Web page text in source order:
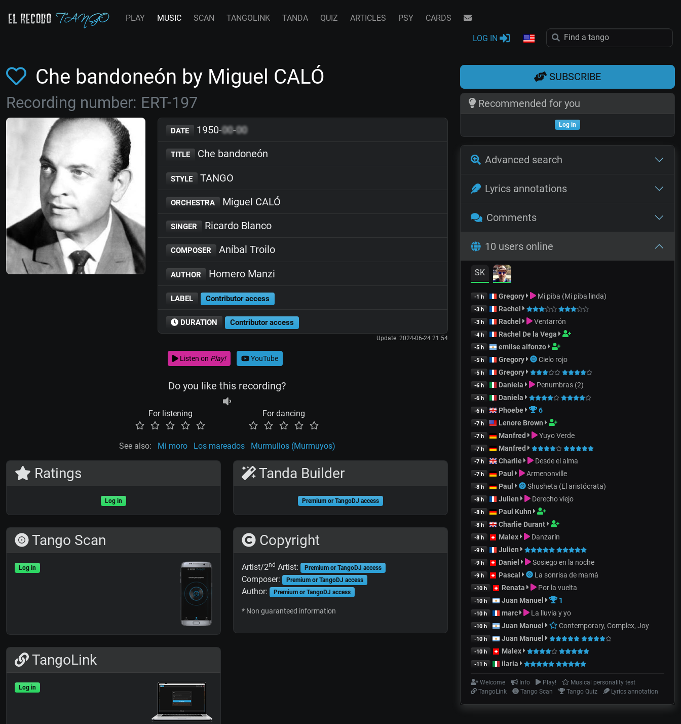
PLAY MUSIC SCAN TANGOLINK TANDA QUIZ ARTICLES PSY CARDS
LOG IN
Che bandoneón by Miguel CALÓ
Recording number: ERT-197
DATE 1950-00-00
TITLE Che bandoneón
STYLE TANGO
ORCHESTRA Miguel CALÓ
SINGER Ricardo Blanco
COMPOSER Aníbal Troilo
AUTHOR Homero Manzi
LABEL Contributor access
DURATION Contributor access
Update: 2024-06-24 21:54
Listen on Play! YouTube
Do you like this recording?
For listening For dancing
See also: Mi moro Los mareados Murmullos (Murmuyos)
Ratings
Log in
Tango Scan
Log in
TangoLink
Log in
Tanda Builder
Premium or TangoDJ access
Copyright
Artist/2nd Artist: Premium or TangoDJ access
Composer: Premium or TangoDJ access
Author: Premium or TangoDJ access
* Non guaranteed information
SUBSCRIBE
Recommended for you
Log in
Advanced search
Lyrics annotations
Comments
10 users online
SK
-1 h Gregory Mi piba (Mi piba linda)
-3 h Rachel
-3 h Rachel Ventarrón
-4 h Rachel De la Vega
-5 h emilse alfonzo
-5 h Gregory Cielo rojo
-5 h Gregory
-6 h Daniela Penumbras (2)
-6 h Daniela
-6 h Phoebe 6
-7 h Lenore Brown
-7 h Manfred Yuyo Verde
-7 h Manfred
-7 h Charlie Desde el alma
-7 h Paul Armenonville
-8 h Paul Shusheta (El aristócrata)
-8 h Julien Derecho viejo
-8 h Paul Kuhn
-8 h Charlie Durant
-8 h Malex Danzarín
-9 h Julien
-9 h Daniel Sosiego en la noche
-9 h Pascal La sonrisa de mamá
-10 h Renata Por la vuelta
-10 h Juan Manuel 1
-10 h marc La lluvia y yo
-10 h Juan Manuel Contemporary, Complex, Joy
-10 h Juan Manuel
-10 h Malex
-11 h ilaria
Welcome Info Play!
Musical personality test
TangoLink
Tango Scan Tango Quiz Lyrics annotation